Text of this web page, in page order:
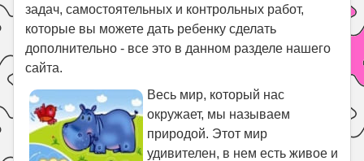
задач, самостоятельных и контрольных работ,
которые вы можете дать ребенку сделать
дополнительно - все это в данном разделе нашего
сайта.
Весь мир, который нас
окружает, мы называем
природой. Этот мир
удивителен, в нем есть живое и